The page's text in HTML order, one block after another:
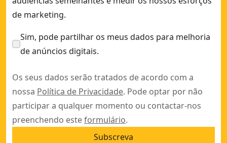
de marketing.
Sim, pode partilhar os meus dados para melhoria
de anúncios digitais.
Os seus dados serão tratados de acordo com a
nossa Política de Privacidade. Pode optar por não
participar a qualquer momento ou contactar-nos
preenchendo esteformulário.
Subscreva